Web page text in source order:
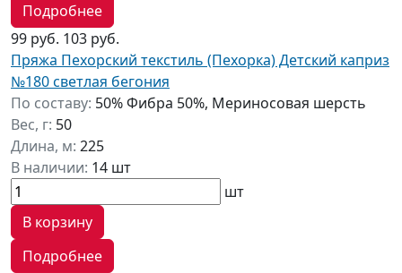
Подробнее
99 руб. 103 руб.
Пряжа Пехорский текстиль (Пехорка) Детский каприз
№180 светлая бегония
По составу: 50% Фибра 50%, Мериносовая шерсть
Вес, г: 50
Длина, м: 225
В наличии: 14 шт
шт
В корзину
Подробнее